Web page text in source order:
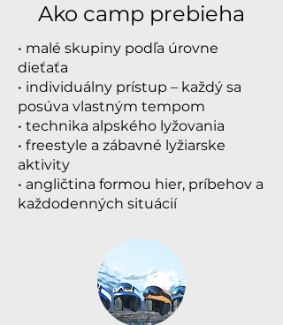
Ako camp prebieha
• malé skupiny podľa úrovne
dieťaťa
• individuálny prístup – každý sa
posúva vlastným tempom
• technika alpského lyžovania
• freestyle a zábavné lyžiarske
aktivity
• angličtina formou hier, príbehov a
každodenných situácií